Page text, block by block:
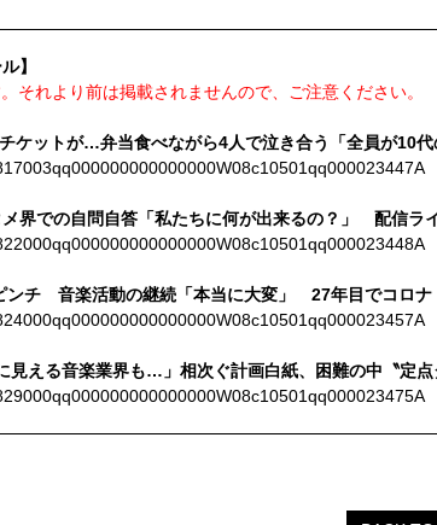
】
それより前は掲載されませんので、ご注意ください。
ケットが…弁当食べながら4人で泣き合う「全員が10代
界での自問自答「私たちに何が出来るの？」 配信ラ
ンチ 音楽活動の継続「本当に大変」 27年目でコロナ
見える音楽業界も…」相次ぐ計画白紙、困難の中〝定